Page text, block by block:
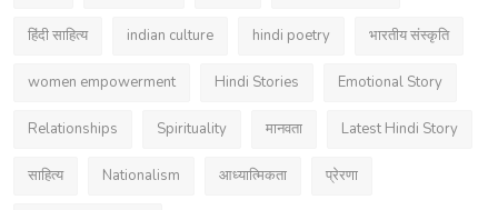
हिंदी साहित्य indian culture hindi poetry भारतीय संस्कृति
women empowerment Hindi Stories Emotional Story
Relationships Spirituality मानवता Latest Hindi Story
साहित्य Nationalism आध्यात्मिकता प्रेरणा